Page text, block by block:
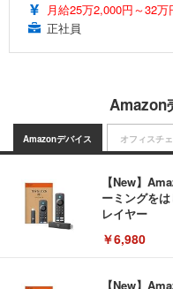
月給25万2,000円～32万
正社員
Amazon
Amazonデバイス
【New】
ーミングを
レイヤー
￥6,980
【New】
オフィスチ